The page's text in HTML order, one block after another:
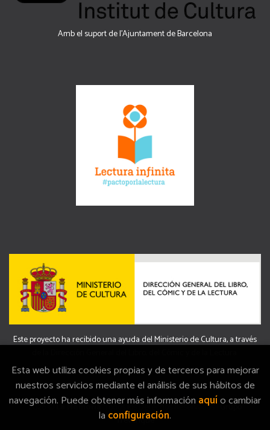
Amb el suport de l’Ajuntament de Barcelona
Este proyecto ha recibido una ayuda del Ministerio de Cultura, a través
2026 ©La Memòria. Todos los Derechos Reservados | Grupo
Trevenque
Esta web utiliza cookies propias y de terceros para mejorar
nuestros servicios mediante el análisis de sus hábitos de
navegación. Puede obtener más información aquío cambiar
la configuración.